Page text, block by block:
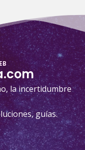
la incertidumbre
guías.